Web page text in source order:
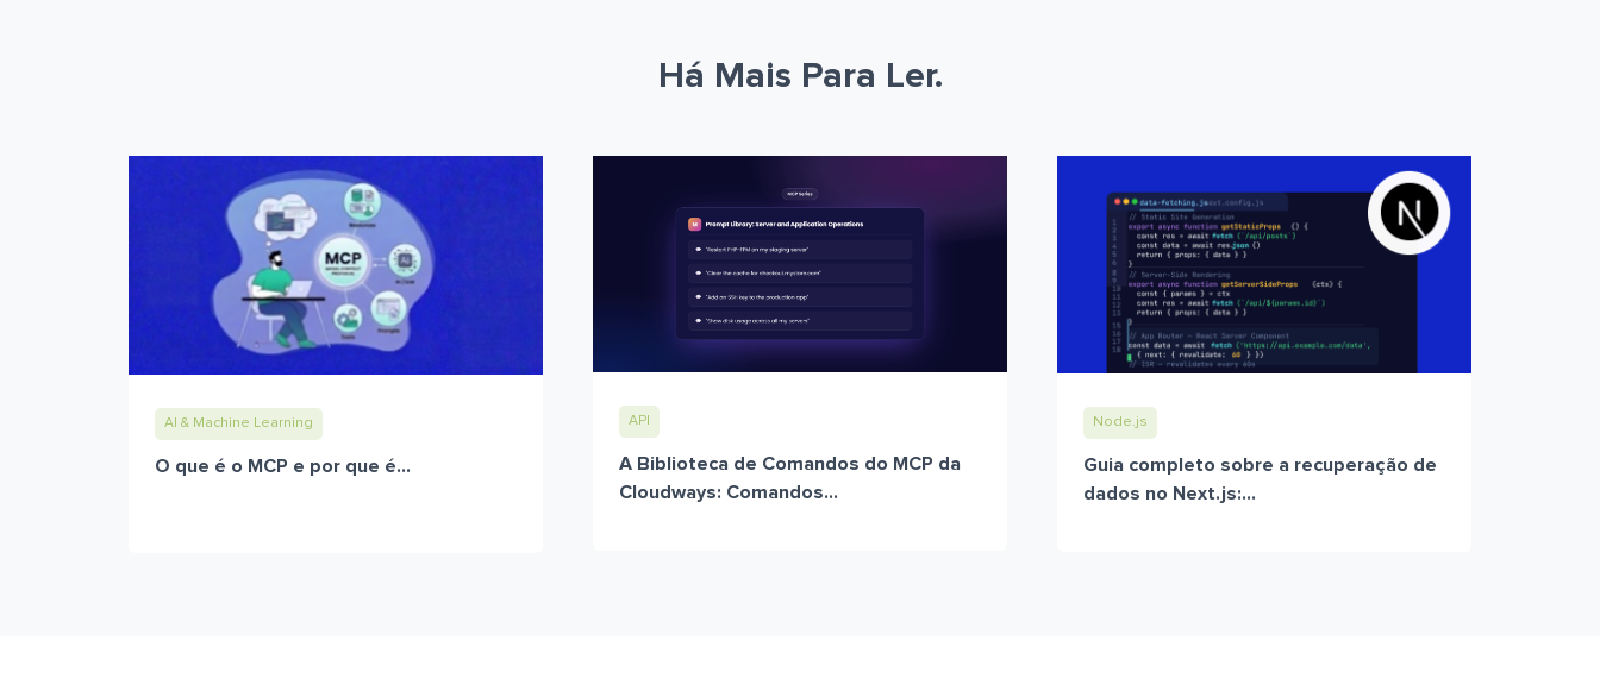
Há Mais Para Ler.
AI & Machine Learning
O que é o MCP e por que é...
API
A Biblioteca de Comandos do MCP da
Cloudways: Comandos...
Node.js
Guia completo sobre a recuperação de
dados no Next.js:...